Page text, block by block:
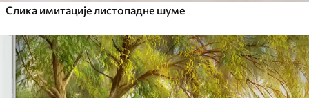
Слика имитације листопадне шуме